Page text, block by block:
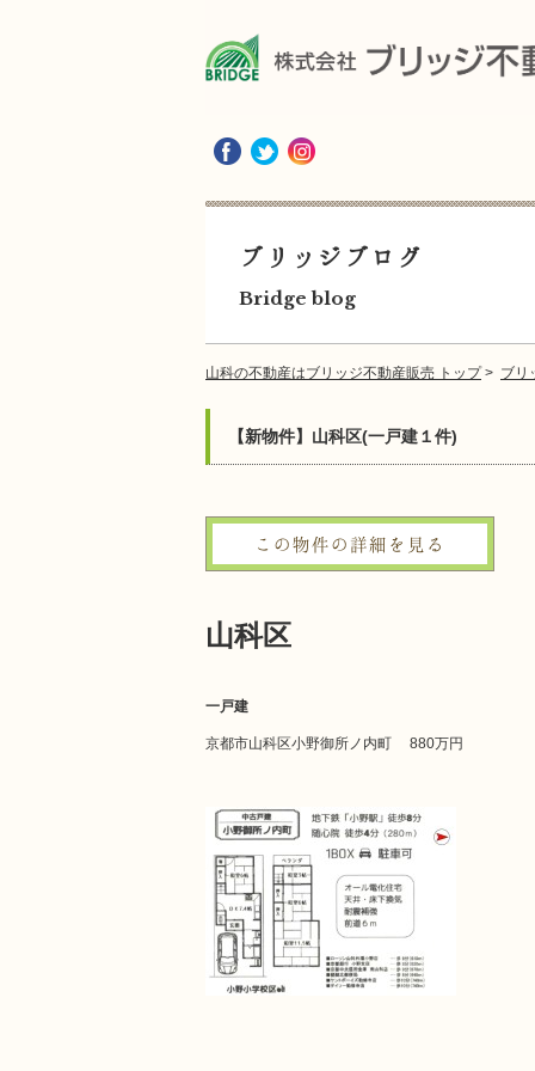
ブリッジブログ
Bridge blog
山科の不動産はブリッジ不動産販売 トップ> ブリ
【新物件】山科区(一戸建１件)
この物件の詳細を見る
山科区
一戸建
京都市山科区小野御所ノ内町 880万円